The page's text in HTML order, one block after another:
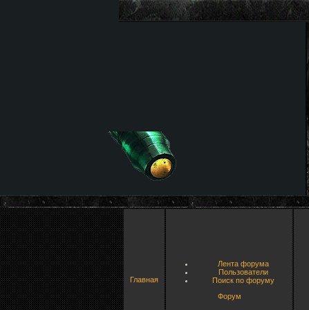
Главная
Лента форума
Пользователи
Поиск по форуму
Форум